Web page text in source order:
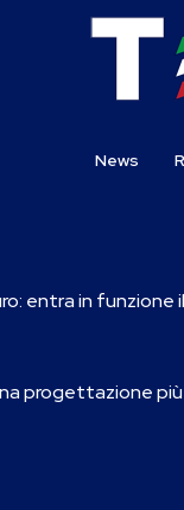
News
entra in funzione il
progettazione più